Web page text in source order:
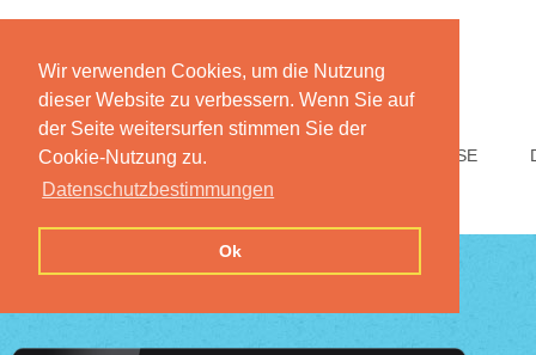
Wir verwenden Cookies, um die Nutzung
dieser Website zu verbessern. Wenn Sie auf
der Seite weitersurfen stimmen Sie der
Cookie-Nutzung zu.
Datenschutzbestimmungen
Ok
HOME PREISE